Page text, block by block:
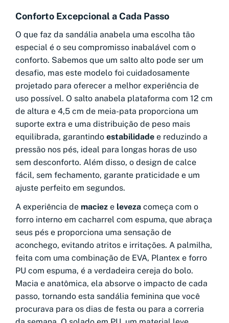
Conforto Excepcional a Cada Passo
O que faz da sandália anabela uma escolha tão
especial é o seu compromisso inabalável com o
conforto. Sabemos que um salto alto pode ser um
desafio, mas este modelo foi cuidadosamente
projetado para oferecer a melhor experiência de
uso possível. O salto anabela plataforma com 12 cm
de altura e 4,5 cm de meia-pata proporciona um
suporte extra e uma distribuição de peso mais
equilibrada, garantindo estabilidade e reduzindo a
pressão nos pés, ideal para longas horas de uso
sem desconforto. Além disso, o design de calce
fácil, sem fechamento, garante praticidade e um
ajuste perfeito em segundos.
A experiência de maciez e leveza começa com o
forro interno em cacharrel com espuma, que abraça
seus pés e proporciona uma sensação de
aconchego, evitando atritos e irritações. A palmilha,
feita com uma combinação de EVA, Plantex e forro
PU com espuma, é a verdadeira cereja do bolo.
Macia e anatômica, ela absorve o impacto de cada
passo, tornando esta sandália feminina que você
procurava para os dias de festa ou para a correria